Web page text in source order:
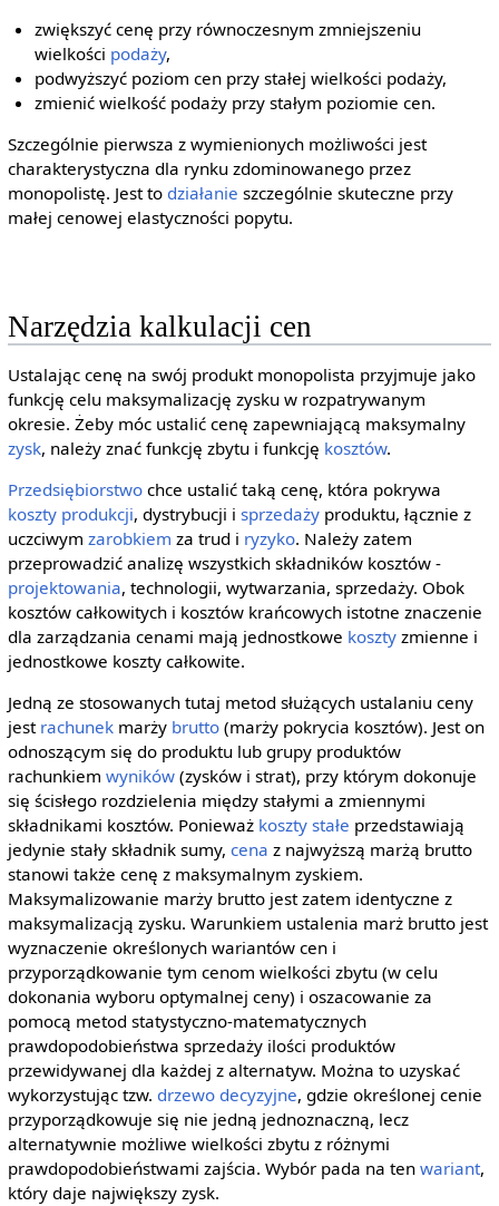
zwiększyć cenę przy równoczesnym zmniejszeniu
wielkości podaży,
podwyższyć poziom cen przy stałej wielkości podaży,
zmienić wielkość podaży przy stałym poziomie cen.
Szczególnie pierwsza z wymienionych możliwości jest
charakterystyczna dla rynku zdominowanego przez
monopolistę. Jest to działanie szczególnie skuteczne przy
małej cenowej elastyczności popytu.
Narzędzia kalkulacji cen
Ustalając cenę na swój produkt monopolista przyjmuje jako
funkcję celu maksymalizację zysku w rozpatrywanym
okresie. Żeby móc ustalić cenę zapewniającą maksymalny
zysk, należy znać funkcję zbytu i funkcję kosztów.
Przedsiębiorstwochce ustalić taką cenę, która pokrywa
koszty produkcji, dystrybucji i sprzedażyproduktu, łącznie z
uczciwym zarobkiem za trud i ryzyko. Należy zatem
przeprowadzić analizę wszystkich składników kosztów -
projektowania, technologii, wytwarzania, sprzedaży. Obok
kosztów całkowitych i kosztów krańcowych istotne znaczenie
dla zarządzania cenami mają jednostkowe kosztyzmienne i
jednostkowe koszty całkowite.
Jedną ze stosowanych tutaj metod służących ustalaniu ceny
jest rachunekmarży brutto(marży pokrycia kosztów). Jest on
odnoszącym się do produktu lub grupy produktów
rachunkiem wyników(zysków i strat), przy którym dokonuje
się ścisłego rozdzielenia między stałymi a zmiennymi
składnikami kosztów. Ponieważ koszty stałe przedstawiają
jedynie stały składnik sumy, cena z najwyższą marżą brutto
stanowi także cenę z maksymalnym zyskiem.
Maksymalizowanie marży brutto jest zatem identyczne z
maksymalizacją zysku. Warunkiem ustalenia marż brutto jest
wyznaczenie określonych wariantów cen i
przyporządkowanie tym cenom wielkości zbytu (w celu
dokonania wyboru optymalnej ceny) i oszacowanie za
pomocą metod statystyczno-matematycznych
prawdopodobieństwa sprzedaży ilości produktów
przewidywanej dla każdej z alternatyw. Można to uzyskać
wykorzystując tzw. drzewo decyzyjne, gdzie określonej cenie
przyporządkowuje się nie jedną jednoznaczną, lecz
alternatywnie możliwe wielkości zbytu z różnymi
prawdopodobieństwami zajścia. Wybór pada na ten wariant,
który daje największy zysk.